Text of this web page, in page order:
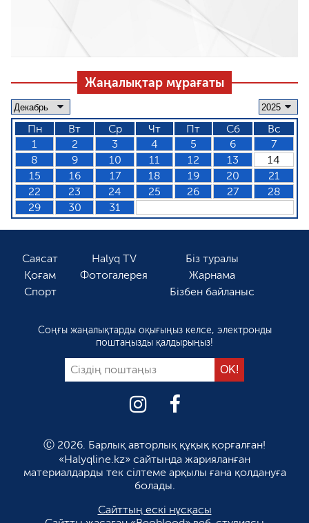
Жаңалықтар мұрағаты
Пн Вт Ср Чт Пт Сб
Вс
1
2 3 4 5 6
7
8
9 10 11 12 13
14
15
16 17 18 19 20
21
22
23 24 25 26 27
28
29
30 31
Саясат
Қоғам
Спорт
Halyq TV
Фотогалерея
Біз туралы
Жарнама
Бізбен байланыс
Соңғы жаңалықтарды оқығыңыз келсе, электронды
поштаңызды қалдырыңыз!
Ⓒ 2026. Барлық авторлық құқық қорғалған!
«Halyqline.kz» сайтында жарияланған
материалдарды тек сілтеме арқылы ғана қолдануға
болады.
Сайттың ескі нұсқасы